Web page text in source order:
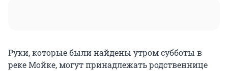
Руки, которые были найдены утром субботы в
реке Мойке, могут принадлежать родственнице